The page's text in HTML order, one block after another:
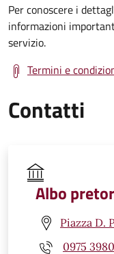
Per conoscere i
informazioni
servizio.
Termini e
Contatti
Albo
Piazza D.
0975